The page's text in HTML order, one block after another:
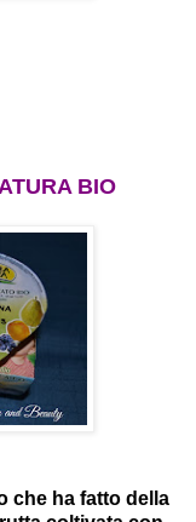
BIO
che ha fatto della